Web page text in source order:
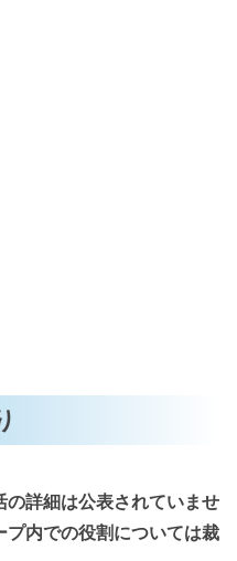
詳細は公表されていませ
プ内での役割については裁